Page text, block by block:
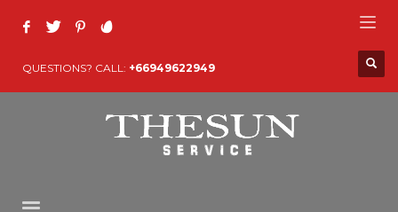
QUESTIONS? CALL: +66949622949